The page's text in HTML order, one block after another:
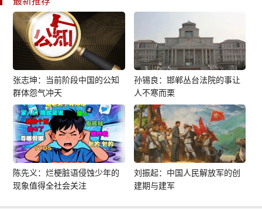
张志坤：当前阶段中国的公知
群体怨气冲天
孙锡良：邯郸丛台法院的事让
人不寒而栗
陈先义：烂梗脏语侵蚀少年的
现象值得全社会关注
刘振起：中国人民解放军的创
建期与建军